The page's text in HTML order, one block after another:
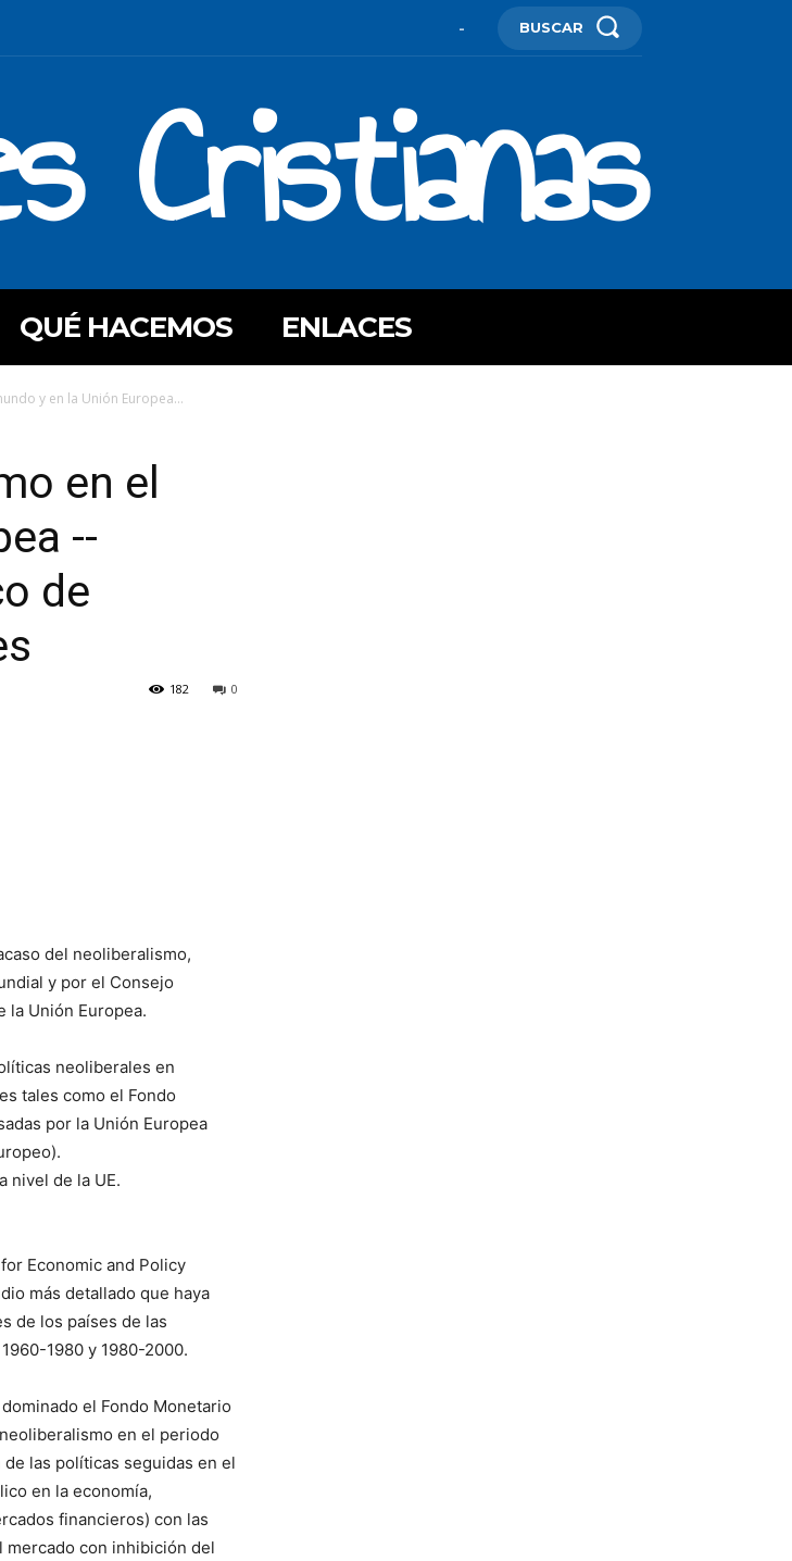
- BUSCAR
Cristianas
QUÉ HACEMOS ENLACES
y en la Unión Europea...
en el
--
de
0
182
del neoliberalismo,
y por el Consejo
la Unión Europea.
neoliberales en
tales como el Fondo
por la Unión Europea
nivel de la UE.
Economic and Policy
más detallado que haya
de los países de las
1980 y 1980-2000.
el Fondo Monetario
en el periodo
las políticas seguidas en el
en la economía,
financieros) con las
mercado con inhibición del